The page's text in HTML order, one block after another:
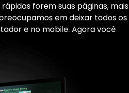
forem suas páginas, mais
em deixar todos os
e no mobile. Agora você